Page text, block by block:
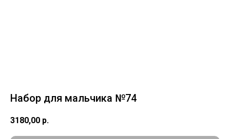
Набор для мальчика №74
3180,00 р.